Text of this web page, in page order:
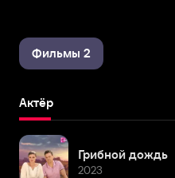
Фильмы 2
Актёр
Грибной дождь
2023